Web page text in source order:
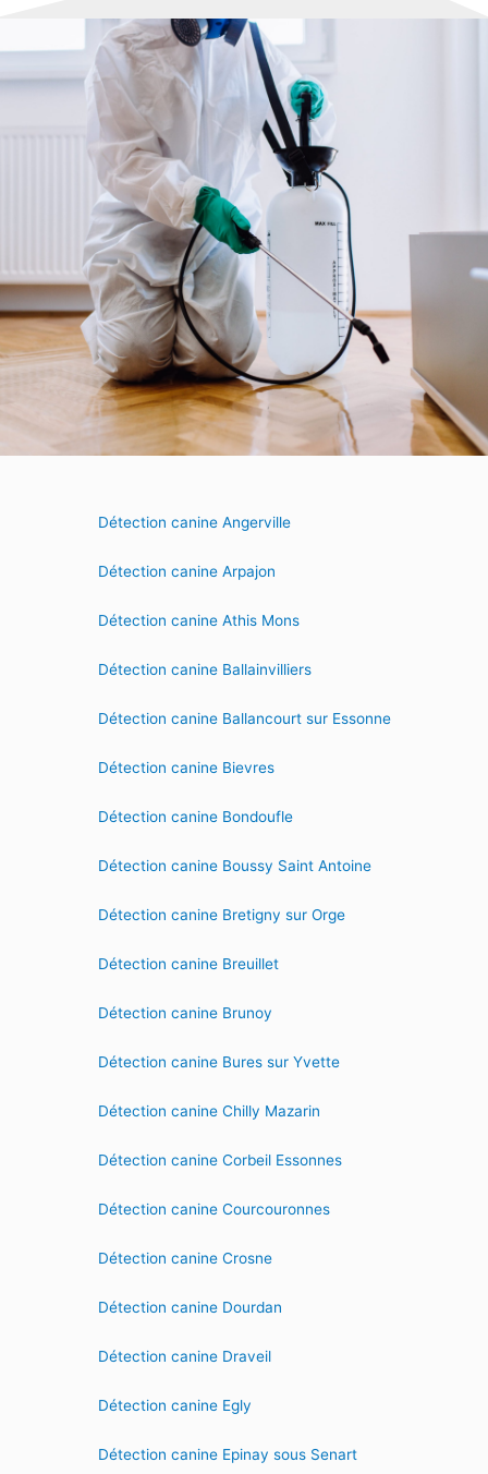
Détection canine Angerville
Détection canine Arpajon
Détection canine Athis Mons
Détection canine Ballainvilliers
Détection canine Ballancourt sur Essonne
Détection canine Bievres
Détection canine Bondoufle
Détection canine Boussy Saint Antoine
Détection canine Bretigny sur Orge
Détection canine Breuillet
Détection canine Brunoy
Détection canine Bures sur Yvette
Détection canine Chilly Mazarin
Détection canine Corbeil Essonnes
Détection canine Courcouronnes
Détection canine Crosne
Détection canine Dourdan
Détection canine Draveil
Détection canine Egly
Détection canine Epinay sous Senart